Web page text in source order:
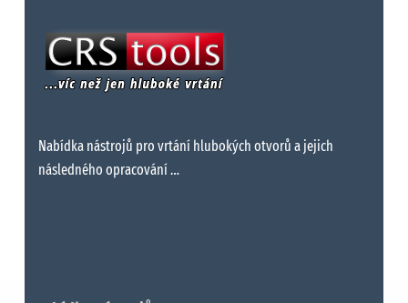
Nabídka nástrojů pro vrtání hlubokých otvorů a jejich
následného opracování …